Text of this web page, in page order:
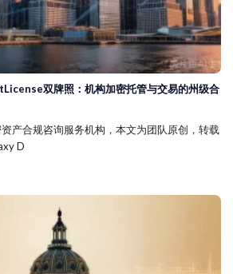
双牌照：机构加密托管与交易的州级合
产合规咨询服务机构，本文为团队原创，转载
D